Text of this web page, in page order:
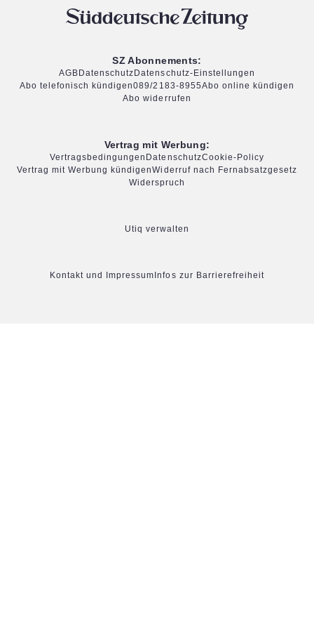
SZ Abonnements:
AGB Datenschutz Datenschutz-Einstellungen
Abo telefonisch kündigen089/2183-8955Abo online kündigen
Abo widerrufen
Vertrag mit Werbung:
Vertragsbedingungen DatenschutzCookie-Policy
Vertrag mit Werbung kündigenWiderruf nach Fernabsatzgesetz
Widerspruch
Utiq verwalten
Kontakt und Impressum Infos zur Barrierefreiheit